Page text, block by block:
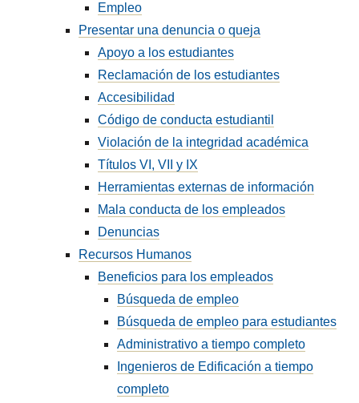
Empleo
Presentar una denuncia o queja
Apoyo a los estudiantes
Reclamación de los estudiantes
Accesibilidad
Código de conducta estudiantil
Violación de la integridad académica
Títulos VI, VII y IX
Herramientas externas de información
Mala conducta de los empleados
Denuncias
Recursos Humanos
Beneficios para los empleados
Búsqueda de empleo
Búsqueda de empleo para estudiantes
Administrativo a tiempo completo
Ingenieros de Edificación a tiempo
completo